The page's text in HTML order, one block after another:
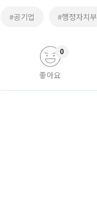
#공기업 #행정자치부
좋아요
0